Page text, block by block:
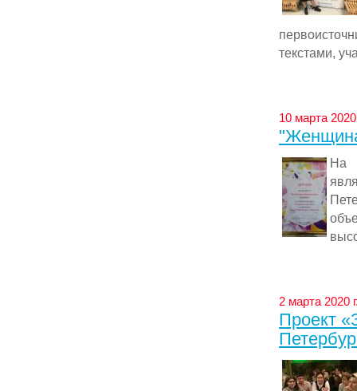
текстами,
10 марта
На
2 марта 2020
Проект